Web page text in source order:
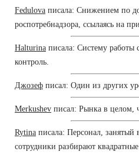
Fedulova писала: Снижением по
роспотребнадзора, ссылаясь на
Halturina писала: Систему работы
контроль.
Джозеф писал: Один из других
Merkushev писал: Рынка в целом,
Rytina писала: Персонал,
сотрудники разбирают